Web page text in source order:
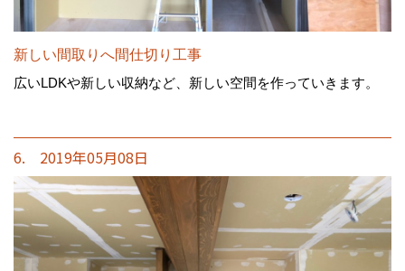
新しい間取りへ間仕切り工事
広いLDKや新しい収納など、新しい空間を作っていきます。
6. 2019年05月08日